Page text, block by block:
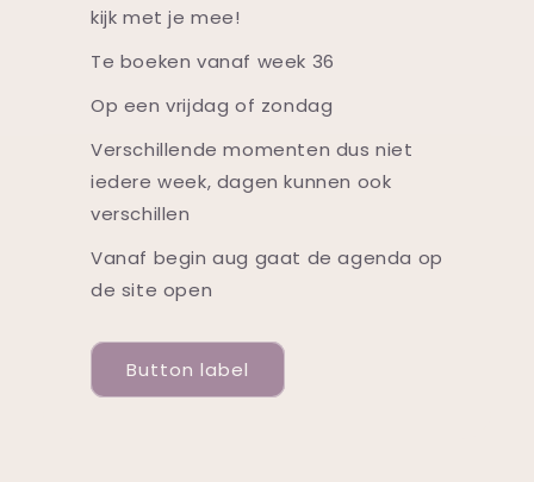
kijk met je mee!
Te boeken vanaf week 36
Op een vrijdag of zondag
Verschillende momenten dus niet
iedere week, dagen kunnen ook
verschillen
Vanaf begin aug gaat de agenda op
de site open
Button label